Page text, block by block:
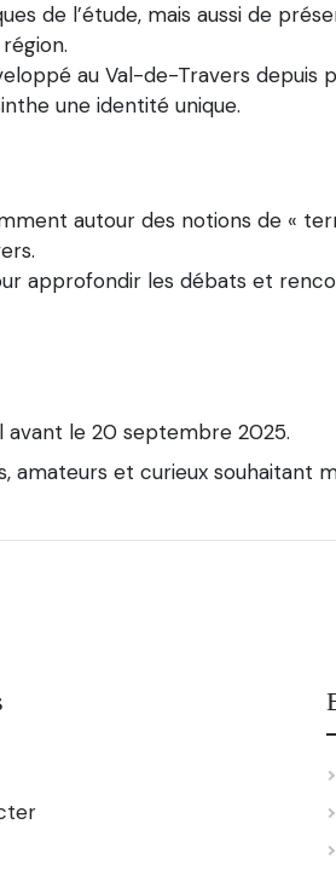
de l’étude, mais aussi de
au Val-de-Travers depuis
une identité unique.
autour des notions de «
approfondir les débats et
avant le 20 septembre 2025.
amateurs et curieux souhaitant